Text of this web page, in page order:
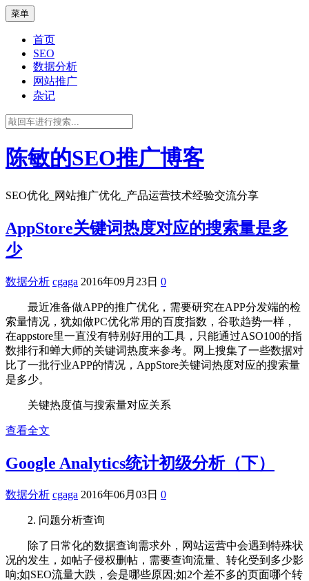
菜单
首页
SEO
数据分析
网站推广
杂记
陈敏的SEO推广博客
SEO优化_网站推广优化_产品运营技术经验交流分享
AppStore关键词热度对应的搜索量是多
少
数据分析 cgaga 2016年09月23日 0
最近准备做APP的推广优化，需要研究在APP分发端的检
索量情况，犹如做PC优化常用的百度指数，谷歌趋势一样，
在appstore里一直没有特别好用的工具，只能通过ASO100的指
数排行和蝉大师的关键词热度来参考。网上搜集了一些数据对
比了一批行业APP的情况，AppStore关键词热度对应的搜索量
是多少。
关键热度值与搜索量对应关系
查看全文
Google Analytics统计初级分析（下）
数据分析 cgaga 2016年06月03日 0
2. 问题分析查询
除了日常化的数据查询需求外，网站运营中会遇到特殊状
况的发生，如帖子侵权删帖，需要查询流量、转化受到多少影
响;如SEO流量大跌，会是哪些原因;如2个差不多的页面哪个转